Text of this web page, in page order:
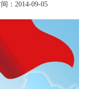
：2014-09-05